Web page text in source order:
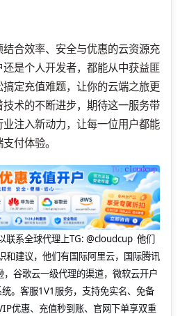
结合效率、安全与优惠的云资源充
是个人开发者，都能从中获益匪
定充值难题，让你的云端之旅更
术的不断进步，期待这一服务带
注入新动力，让每一位用户都能
付体验。
联系全球代理上TG: @cloudcup 他们
和建议，他们有国际阿里云，国际腾讯
谷歌云一级代理的渠道，微软云开户
。客服1V1服务，支持免实名、免备
优惠、充值秒到账、官网下单享双重